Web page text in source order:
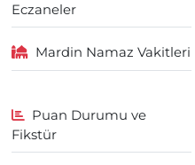
Eczaneler
Mardin Namaz Vakitleri
Puan Durumu ve
Fikstür